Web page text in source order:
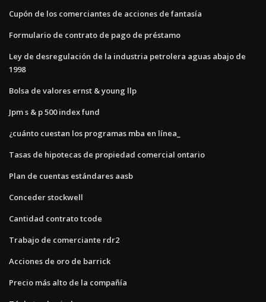
Cupón de los comerciantes de acciones de fantasía
Formulario de contrato de pago de préstamo
Ley de desregulación de la industria petrolera aguas abajo de
1998
Bolsa de valores ernst & young llp
Jpm s & p 500 index fund
¿cuánto cuestan los programas mba en línea_
Tasas de hipotecas de propiedad comercial ontario
Plan de cuentas estándares aasb
Conceder stockwell
Cantidad contrato tcode
Trabajo de comerciante rdr2
Acciones de oro de barrick
Precio más alto de la compañía